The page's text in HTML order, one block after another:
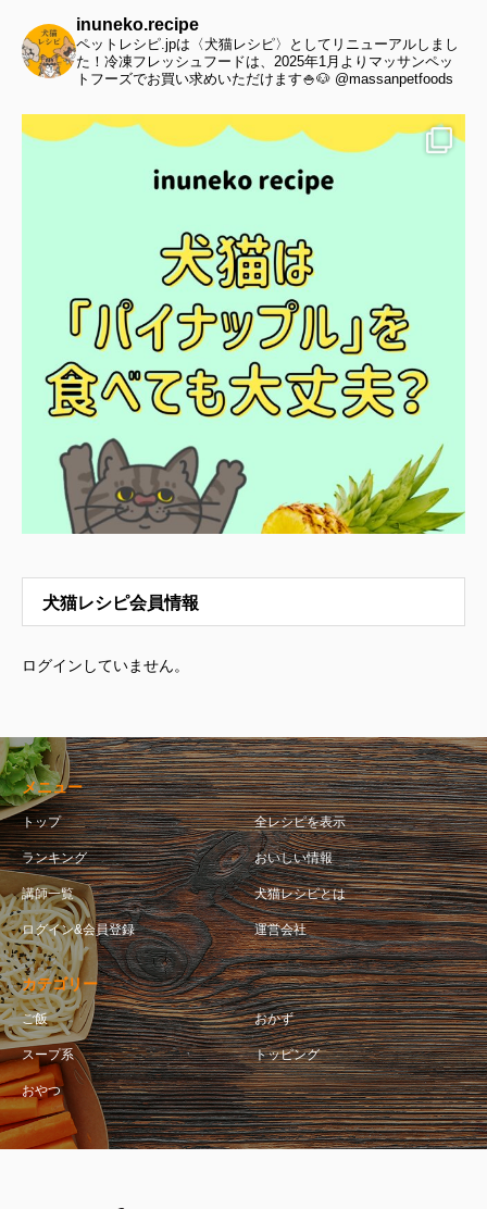
inuneko.recipe
ペットレシピ.jpは〈犬猫レシピ〉としてリニューアルしまし
た！冷凍フレッシュフードは、2025年1月よりマッサンペッ
トフーズでお買い求めいただけます🍚🐶 @massanpetfoods
犬猫レシピ会員情報
ログインしていません。
メニュー
トップ 全レシピを表示
ランキング おいしい情報
講師一覧 犬猫レシピとは
ログイン&会員登録 運営会社
カテゴリー
ご飯 おかず
スープ系 トッピング
おやつ